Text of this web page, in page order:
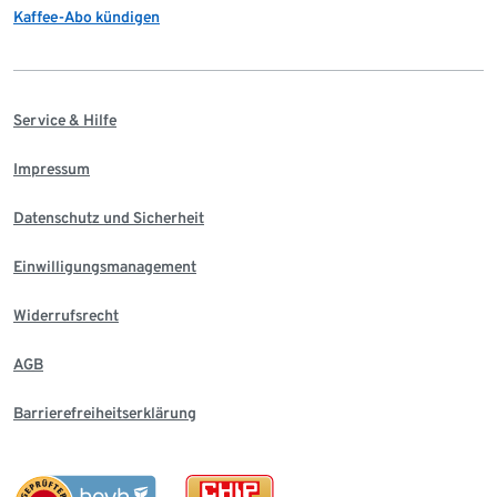
Kaffee-Abo kündigen
Service & Hilfe
Impressum
Datenschutz und Sicherheit
Einwilligungsmanagement
Widerrufsrecht
AGB
Barrierefreiheitserklärung